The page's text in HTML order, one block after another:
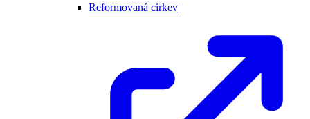
Reformovaná cirkev